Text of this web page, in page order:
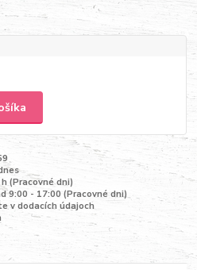
(Pracovné dni)
9:00 - 17:00 (Pracovné dni)
v dodacích údajoch